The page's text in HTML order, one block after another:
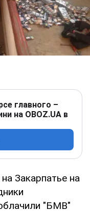
главного –
на OBOZ.UA в
Закарпатье на
"БМВ"